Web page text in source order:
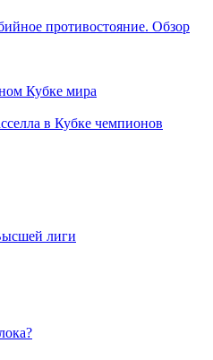
противостояние. Обзор
Кубке мира
в Кубке чемпионов
лиги